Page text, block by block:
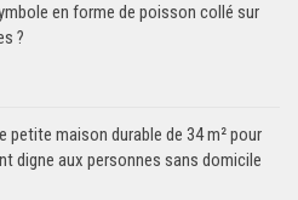
en forme de poisson collé sur
?
petite maison durable de 34 m² pour
digne aux personnes sans domicile